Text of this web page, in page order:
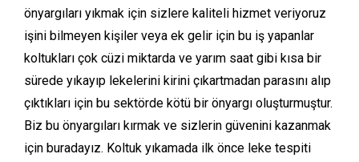
önyargıları yıkmak için sizlere kaliteli hizmet veriyoruz
işini bilmeyen kişiler veya ek gelir için bu iş yapanlar
koltukları çok cüzi miktarda ve yarım saat gibi kısa bir
sürede yıkayıp lekelerini kirini çıkartmadan parasını alıp
çıktıkları için bu sektörde kötü bir önyargı oluşturmuştur.
Biz bu önyargıları kırmak ve sizlerin güvenini kazanmak
için buradayız. Koltuk yıkamada ilk önce leke tespiti